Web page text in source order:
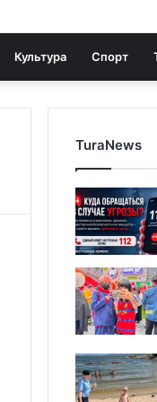
Культура Спорт
TuraNews